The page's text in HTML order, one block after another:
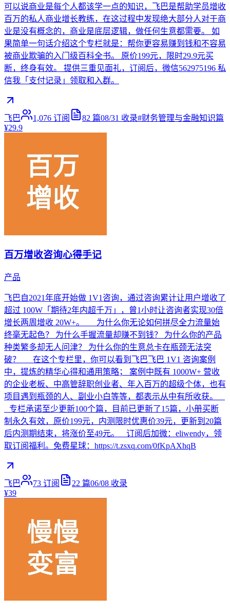
可以说商业是每个人都该学一点的知识，飞巴是帮助学员增收
百万的私人商业增长教练，在这过程中发现绝大部分人对于商
业是没有概念的，商业是底层逻辑，做任何生意都需要。 如
果简单一句话介绍这个专栏就是：帮你更容易赚到钱和不容易
被商业欺骗的入门级百科全书。 原价199元，限时29.9元买
断，终身有效。 提供三重见面礼，订阅后，微信562975196 私
信我「支付记录」领取和入群。
飞巴 1,076 订阅 82 篇08/31 收录#财务管理与金融知识篇
¥29.9
百万增收咨询心得手记
产品
飞巴自2021年底开始做 1V1咨询，通过咨询累计让用户增收了
超过 100W「期待2年内超千万」，曾1小时让咨询者实现30倍
增长两周增收 20W+。 为什么你无论如何拼尽全力流量始
终毫无起色？ 为什么手握流量却赚不到钱？ 为什么你的产品
种类繁多却无人问津？ 为什么你的生意总卡在瓶颈无法突
破？ 在这个专栏里，你可以看到飞巴飞巴 1V1 咨询案例
中，提炼的精华心得和通用策略； 案例中既有 1000W+ 营收
的企业老板、中高管辞职创业者、年入百万的超级个体，也有
项目遇到瓶颈的人、副业小白等等，都表示从中有所收获。
专栏承诺至少更新100个篇，目前已更新了15篇，小册买断
制永久有效，原价199元，内测限时优惠价39元，更新到20篇
后内测期结束，将涨价至49元。 订阅后加微：eliwendy，领
取订阅福利。免费星球：https://t.zsxq.com/0fKpAXhqB
飞巴 73 订阅 22 篇06/08 收录
¥39